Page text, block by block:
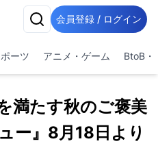
会員登録 / ログイン
ーツ アニメ・ゲーム BtoB・
満たす秋のご褒美
ー』8月18日より